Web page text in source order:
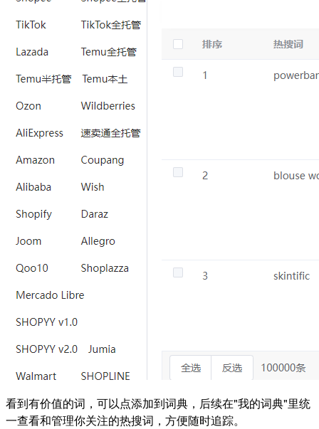
看到有价值的词，可以点添加到词典，后续在"我的词典"里统
一查看和管理你关注的热搜词，方便随时追踪。